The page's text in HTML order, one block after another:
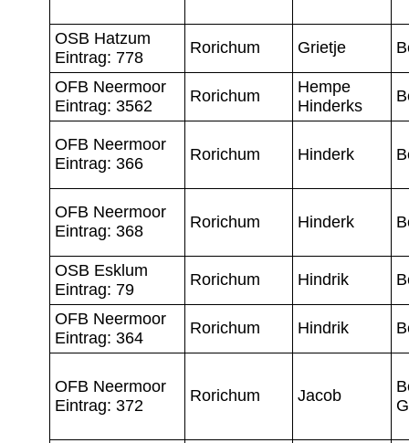
OSB Hatzum
Eintrag: 778
Rorichum Grietje
OFB Neermoor
Eintrag: 3562
Rorichum
Hempe
Hinderks
OFB Neermoor
Eintrag: 366
Rorichum Hinderk
OFB Neermoor
Eintrag: 368
Rorichum Hinderk
OSB Esklum
Eintrag: 79
Rorichum Hindrik
OFB Neermoor
Eintrag: 364
Rorichum Hindrik
OFB Neermoor
Eintrag: 372
Rorichum Jacob